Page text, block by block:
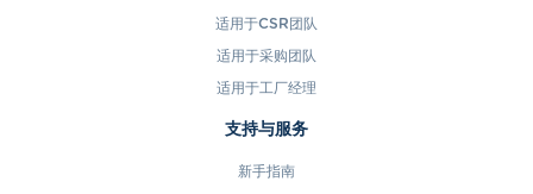
适用于CSR团队
适用于采购团队
适用于工厂经理
支持与服务
新手指南